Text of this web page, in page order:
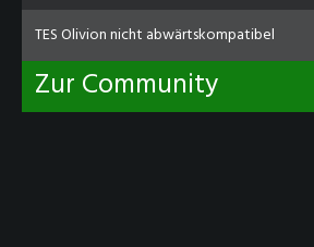
TES Olivion nicht abwärtskompatibel
Zur Community